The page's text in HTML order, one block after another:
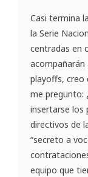
Casi termina
la Serie
centradas en
acompañarán
playoffs, creo
me pregunto:
insertarse los
directivos de
“secreto a
equipo que